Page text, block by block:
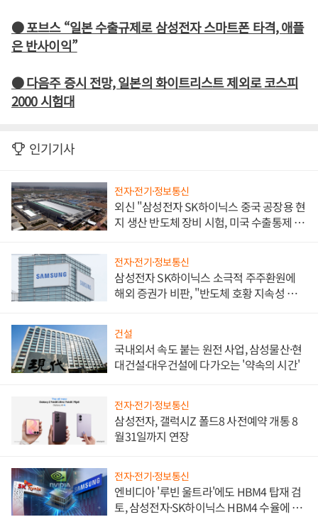
● 포브스 “일본 수출규제로 삼성전자 스마트폰 타격, 애플
은 반사이익”
● 다음주 증시 전망, 일본의 화이트리스트 제외로 코스피
2000 시험대
인기기사
전자·전기·정보통신
외신 "삼성전자 SK하이닉스 중국 공장용 현
지 생산 반도체 장비 시험, 미국 수출통제 대
전자·전기·정보통신
삼성전자 SK하이닉스 소극적 주주환원에
해외 증권가 비판, "반도체 호황 지속성 의
건설
국내외서 속도 붙는 원전 사업, 삼성물산·현
대건설·대우건설에 다가오는 '약속의 시간'
전자·전기·정보통신
삼성전자, 갤럭시Z 폴드8 사전예약 개통 8
월31일까지 연장
전자·전기·정보통신
엔비디아 '루빈 울트라'에도 HBM4 탑재 검
토, 삼성전자·SK하이닉스 HBM4 수율에 주